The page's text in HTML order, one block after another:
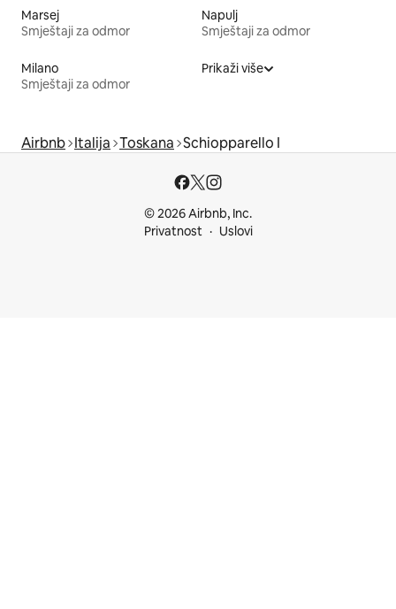
Marsej
Smještaji za odmor
Napulj
Smještaji za odmor
Milano
Smještaji za odmor
Prikaži više
Airbnb Italija Toskana Schiopparello I
© 2026 Airbnb, Inc.
Privatnost
Uslovi